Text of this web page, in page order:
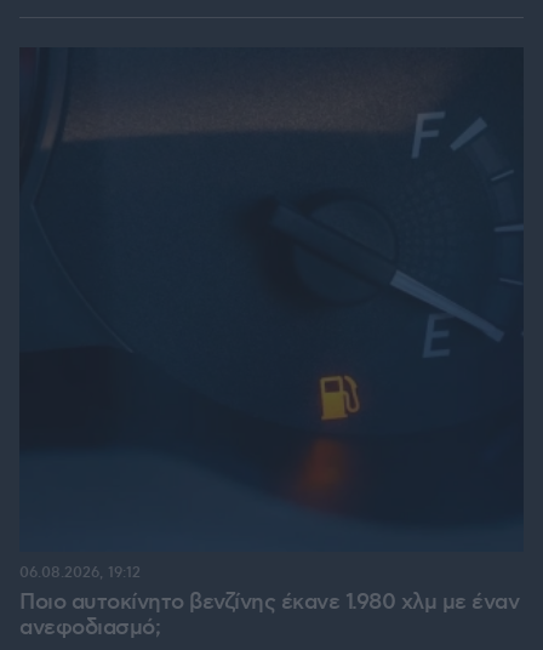
Ποιο αυτοκίνητο βενζίνης έκανε 1.980 χλμ με έναν
ανεφοδιασμό;
06.08.2026, 19:12